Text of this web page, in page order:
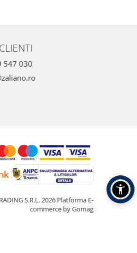
547 030
S.R.L. 2026 Platforma E-
commerce by Gomag